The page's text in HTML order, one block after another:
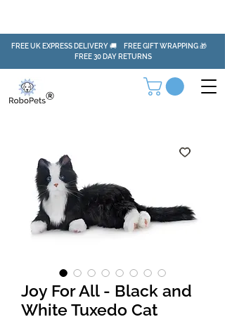
FREE UK EXPRESS DELIVERY 🚚 FREE GIFT WRAPPING 🎁
FREE 30 DAY RETURNS
Joy For All - Black and
White Tuxedo Cat